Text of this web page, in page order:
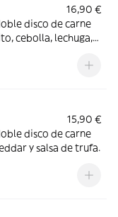
16,90 €
disco de carne
cebolla, lechuga,
15,90 €
disco de carne
y salsa de trufa.